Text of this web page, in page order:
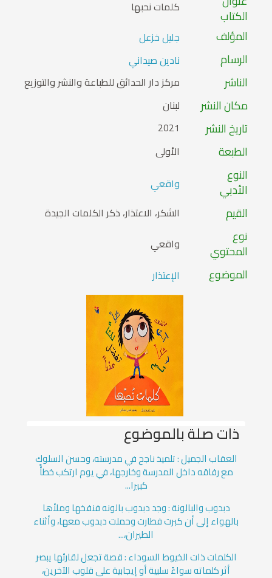
الكتاب كلمات نحبها
المؤلف جليل خزعل
الرسام نادين صيداني
الناشر مركز دار الحدائق للطباعة والنشر والتوزيع
مكان النشر لبنان
تاريخ النشر 2021
الطبعة الأولى
النوع
الأدبي واقعي
القيم الشكر، الاعتذار، ذكر الكلمات الجيدة
نوع
المحتوي واقعي
الموضوع الإعتذار
ذات صلة بالموضوع
العقاب الجميل : تلميذ ناجح في مدرسته، وحسن السلوك
مع رفاقه داخل المدرسة وخارجها، في يوم ارتكب خطأً
كبيرا...
دبدوب والبالونة : وجد دبدوب بالونه فنفخها وملأها
بالهواء إلى أن كبرت فطارت وحملت دبدوب معها، وأثناء
الطيران،...
الكلمات ذات الخيوط السوداء : قصة تجعل لقارئها يبصر
أثر كلماته سواءً سلبية أو إيجابية على قلوب الآخرين،